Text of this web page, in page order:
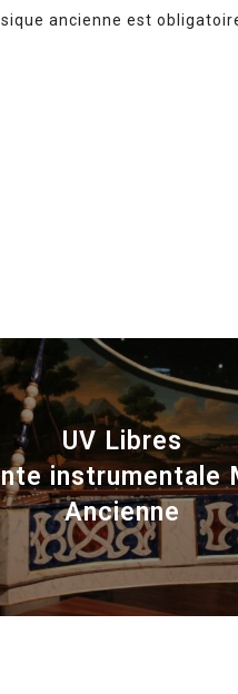
ancienne est
UV Libres
instrumentale
Ancienne